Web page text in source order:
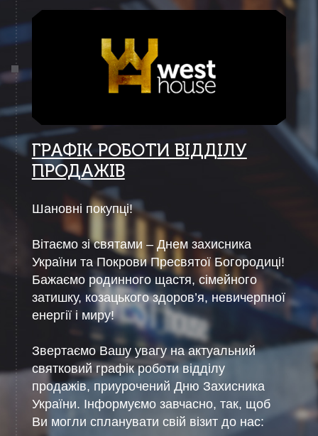
ГРАФІК РОБОТИ ВІДДІЛУ
ПРОДАЖІВ
Шановні покупці!
Вітаємо зі святами – Днем захисника
України та Покрови Пресвятої Богородиці!
Бажаємо родинного щастя, сімейного
затишку, козацького здоров’я, невичерпної
енергії і миру!
Звертаємо Вашу увагу на актуальний
святковий графік роботи відділу
продажів, приурочений Дню Захисника
України. Інформуємо завчасно, так, щоб
Ви могли спланувати свій візит до нас: